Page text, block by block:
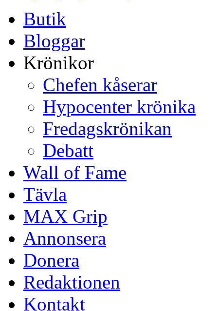
Butik
Bloggar
Krönikor
Chefen kåserar
Hypocenter krönika
Fredagskrönikan
Debatt
Wall of Fame
Tävla
MAX Grip
Annonsera
Donera
Redaktionen
Kontakt